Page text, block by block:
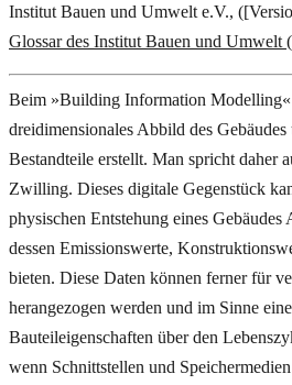
Institut Bauen und Umwelt e.V.,
Glossar des Institut Bauen und Umwelt
Beim »Building Information
dreidimensionales Abbild des Gebäudes
Bestandteile erstellt. Man spricht daher
Zwilling. Dieses digitale Gegenstück
physischen Entstehung eines Gebäudes
dessen Emissionswerte,
bieten. Diese Daten können ferner für
herangezogen werden und im Sinne
Bauteileigenschaften über den
wenn Schnittstellen und